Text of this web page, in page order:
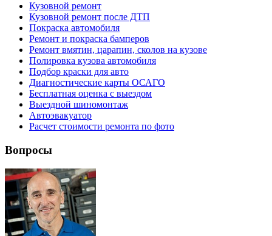
Кузовной ремонт
Кузовной ремонт после ДТП
Покраска автомобиля
Ремонт и покраска бамперов
Ремонт вмятин, царапин, сколов на кузове
Полировка кузова автомобиля
Подбор краски для авто
Диагностические карты ОСАГО
Бесплатная оценка с выездом
Выездной шиномонтаж
Автоэвакуатор
Расчет стоимости ремонта по фото
Вопросы